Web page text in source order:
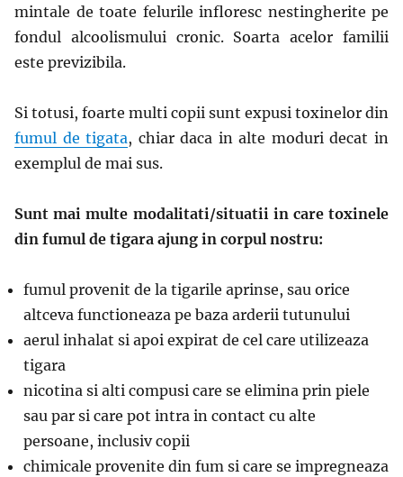
mintale de toate felurile infloresc nestingherite pe
fondul alcoolismului cronic. Soarta acelor familii
este previzibila.
Si totusi, foarte multi copii sunt expusi toxinelor din
fumul de tigata, chiar daca in alte moduri decat in
exemplul de mai sus.
Sunt mai multe modalitati/situatii in care toxinele
din fumul de tigara ajung in corpul nostru:
fumul provenit de la tigarile aprinse, sau orice
altceva functioneaza pe baza arderii tutunului
aerul inhalat si apoi expirat de cel care utilizeaza
tigara
nicotina si alti compusi care se elimina prin piele
sau par si care pot intra in contact cu alte
persoane, inclusiv copii
chimicale provenite din fum si care se impregneaza